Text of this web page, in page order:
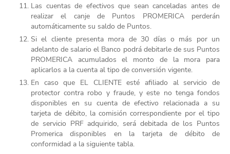
Las cuentas de efectivos que sean canceladas antes de
realizar el canje de Puntos PROMERICA perderán
automáticamente su saldo de Puntos.
Si el cliente presenta mora de 30 días o más por un
adelanto de salario el Banco podrá debitarle de sus Puntos
PROMERICA acumulados el monto de la mora para
aplicarlos a la cuenta al tipo de conversión vigente.
En caso que EL CLIENTE esté afiliado al servicio de
protector contra robo y fraude, y este no tenga fondos
disponibles en su cuenta de efectivo relacionada a su
tarjeta de débito, la comisión correspondiente por el tipo
de servicio PRF adquirido, será debitada de los Puntos
Promerica disponibles en la tarjeta de débito de
conformidad a la siguiente tabla.